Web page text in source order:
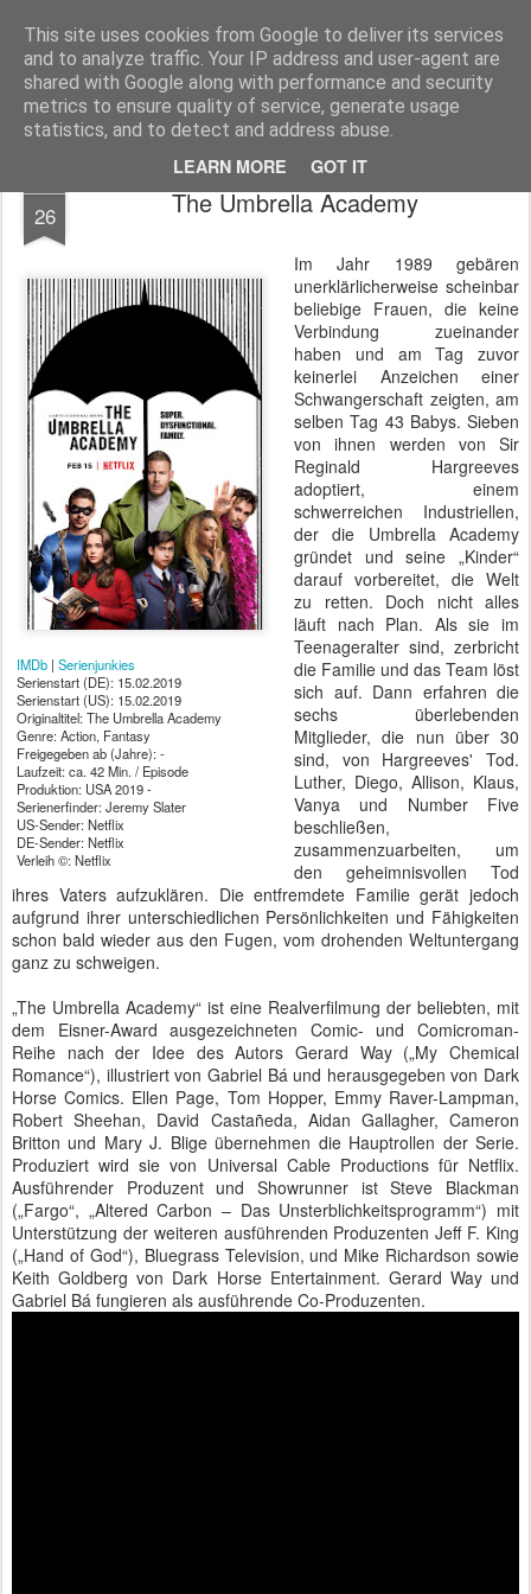
This site uses cookies from Google to deliver its services
and to analyze traffic. Your IP address and user-agent are
shared with Google along with performance and security
metrics to ensure quality of service, generate usage
statistics, and to detect and address abuse.
LEARN MORE GOT IT
MyKinoTrailer
Pages
26 The Umbrella Academy
IMDb | Serienjunkies
Serienstart (DE): 15.02.2019
Serienstart (US): 15.02.2019
Originaltitel: The Umbrella Academy
Genre: Action, Fantasy
Freigegeben ab (Jahre): -
Laufzeit: ca. 42 Min. / Episode
Produktion: USA 2019 -
Serienerfinder: Jeremy Slater
US-Sender: Netflix
DE-Sender: Netflix
Verleih ©: Netflix
Im Jahr 1989 gebären
unerklärlicherweise scheinbar
beliebige Frauen, die keine
Verbindung zueinander
haben und am Tag zuvor
keinerlei Anzeichen einer
Schwangerschaft zeigten, am
selben Tag 43 Babys. Sieben
von ihnen werden von Sir
Reginald Hargreeves
adoptiert, einem
schwerreichen Industriellen,
der die Umbrella Academy
gründet und seine „Kinder“
darauf vorbereitet, die Welt
zu retten. Doch nicht alles
läuft nach Plan. Als sie im
Teenageralter sind, zerbricht
die Familie und das Team löst
sich auf. Dann erfahren die
sechs überlebenden
Mitglieder, die nun über 30
sind, von Hargreeves' Tod.
Luther, Diego, Allison, Klaus,
Vanya und Number Five
beschließen,
zusammenzuarbeiten, um
den geheimnisvollen Tod
ihres Vaters aufzuklären. Die entfremdete Familie gerät jedoch
aufgrund ihrer unterschiedlichen Persönlichkeiten und Fähigkeiten
schon bald wieder aus den Fugen, vom drohenden Weltuntergang
ganz zu schweigen.
„The Umbrella Academy“ ist eine Realverfilmung der beliebten, mit
dem Eisner-Award ausgezeichneten Comic- und Comicroman-
Reihe nach der Idee des Autors Gerard Way („My Chemical
Romance“), illustriert von Gabriel Bá und herausgegeben von Dark
Horse Comics. Ellen Page, Tom Hopper, Emmy Raver-Lampman,
Robert Sheehan, David Castañeda, Aidan Gallagher, Cameron
Britton und Mary J. Blige übernehmen die Hauptrollen der Serie.
Produziert wird sie von Universal Cable Productions für Netflix.
Ausführender Produzent und Showrunner ist Steve Blackman
(„Fargo“, „Altered Carbon – Das Unsterblichkeitsprogramm“) mit
Unterstützung der weiteren ausführenden Produzenten Jeff F. King
(„Hand of God“), Bluegrass Television, und Mike Richardson sowie
Keith Goldberg von Dark Horse Entertainment. Gerard Way und
Gabriel Bá fungieren als ausführende Co-Produzenten.